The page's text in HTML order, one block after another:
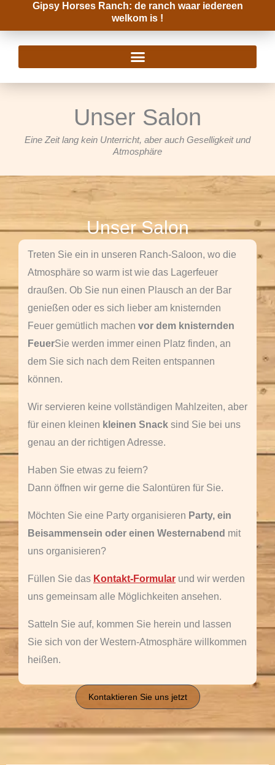
springen
Gipsy Horses Ranch: de ranch waar iedereen
welkom is !
Unser Salon
Eine Zeit lang kein Unterricht, aber auch Geselligkeit und
Atmosphäre
Unser Salon
Treten Sie ein in unseren Ranch-Saloon, wo die
Atmosphäre so warm ist wie das Lagerfeuer
draußen. Ob Sie nun einen Plausch an der Bar
genießen oder es sich lieber am knisternden
Feuer gemütlich machen vor dem knisternden
FeuerSie werden immer einen Platz finden, an
dem Sie sich nach dem Reiten entspannen
können.
Wir servieren keine vollständigen Mahlzeiten, aber
für einen kleinen kleinen Snack sind Sie bei uns
genau an der richtigen Adresse.
Haben Sie etwas zu feiern?
Dann öffnen wir gerne die Salontüren für Sie.
Möchten Sie eine Party organisieren Party, ein
Beisammensein oder einen Westernabend mit
uns organisieren?
Füllen Sie das Kontakt-Formular und wir werden
uns gemeinsam alle Möglichkeiten ansehen.
Satteln Sie auf, kommen Sie herein und lassen
Sie sich von der Western-Atmosphäre willkommen
heißen.
Kontaktieren Sie uns jetzt